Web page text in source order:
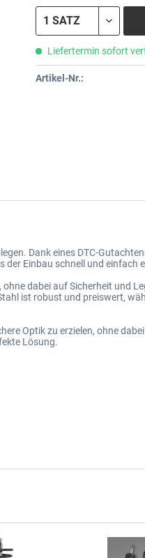
Liefertermin sofort
Artikel-Nr.:
Dank eines DTC-
Einbau schnell und einfach
dabei auf Sicherheit und
ist robust und preiswert,
Optik zu erzielen, ohne
Lösung.